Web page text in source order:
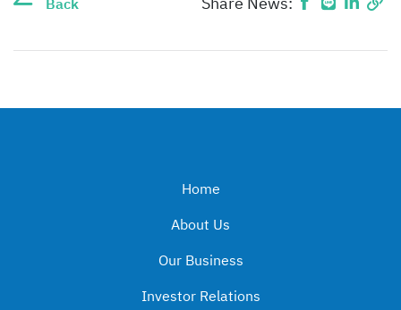
Home
About Us
Our Business
Investor Relations